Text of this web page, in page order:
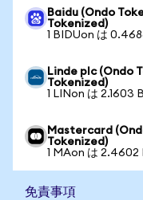
Baidu (Ondo
Tokenized)
1 BIDUon は
Linde plc (Ondo
Tokenized)
1 LINon は 2.1603
Mastercard
Tokenized)
1 MAon は 2.4602
免責事項